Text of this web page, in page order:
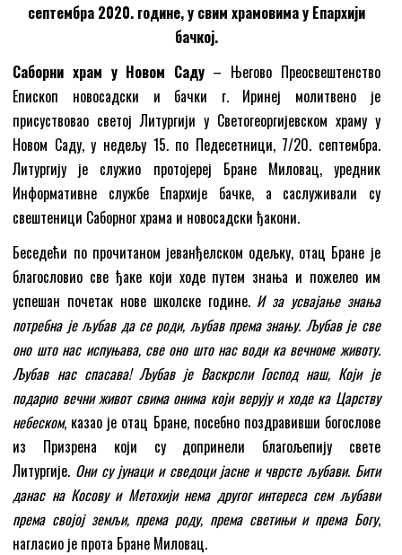
септембра 2020. године, у свим храмовима у Епархији
бачкој.
Саборни храм у Новом Саду– Његово Преосвештенство
Епископ новосадски и бачки г. Иринеј молитвено је
присуствовао светој Литургији у Светогеоргијевском храму у
Новом Саду, у недељу 15. по Педесетници, 7/20. септембра.
Литургију је служио протојереј Бране Миловац, уредник
Информативне службе Епархије бачке, а саслуживали су
свештеници Саборног храма и новосадски ђакони.
Беседећи по прочитаном јеванђелском одељку, отац Бране је
благословио све ђаке који ходе путем знања и пожелео им
успешан почетак нове школске године. И за усвајање знања
потребна је љубав да се роди, љубав према знању. Љубав је све
оно што нас испуњава, све оно што нас води ка вечноме животу.
Љубав нас спасава! Љубав је Васкрсли Господ наш, Који је
подарио вечни живот свима онима који верују и ходе ка Царству
небеском, казао је отац Бране, посебно поздравивши богослове
из Призрена који су допринели благољепију свете
Литургије. Они су јунаци и сведоци јасне и чврсте љубави. Бити
данас на Косову и Метохији нема другог интереса сем љубави
према својој земљи, према роду, према светињи и према Богу,
нагласио је прота Бране Миловац.